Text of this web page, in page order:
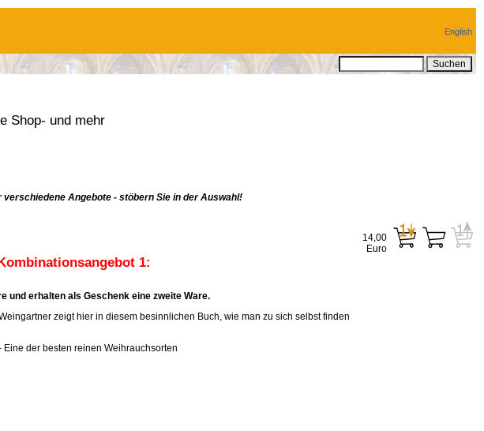
English
Shop- und mehr
Angebote - stöbern Sie in der Auswahl!
1:
und erhalten als Geschenk eine zweite Ware.
zeigt hier in diesem besinnlichen Buch, wie man zu sich selbst finden
Eine der besten reinen Weihrauchsorten
14,00
Euro